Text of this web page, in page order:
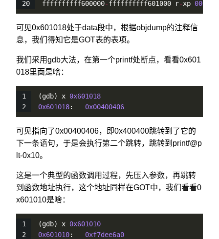
ffffffffff600000-ffffffffff601000 r-xp
可见0x601018处于data段中，根据objdump的注释信
息，我们得知它是GOT表的表项。
我们采用gdb大法，在第一个printf处断点，看看0x601
018里面是啥：
(gdb) x 0x601018
0x601018: 0x00400406
可见指向了0x00400406，即0x400400跳转到了它的
下一条语句，于是会执行第二个跳转，跳转到printf@p
lt-0x10。
这是一个典型的函数调用过程，先压入参数，再跳转
到函数地址执行，这个地址同样在GOT中，我们看看0
x601010是啥：
(gdb) x 0x601010
0x601010: 0xf7dee6a0